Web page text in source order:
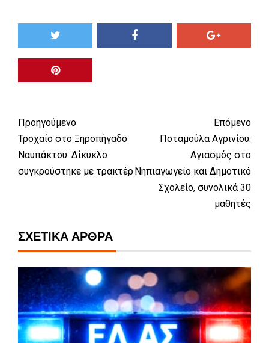
Προηγούμενο
Τροχαίο στο Ξηροπήγαδο
Ναυπάκτου: Δίκυκλο
συγκρούστηκε με τρακτέρ
Επόμενο
Ποταμούλα Αγρινίου:
Αγιασμός στο
Νηπιαγωγείο και Δημοτικό
Σχολείο, συνολικά 30
μαθητές
ΣΧΕΤΙΚΆ ΆΡΘΡΑ